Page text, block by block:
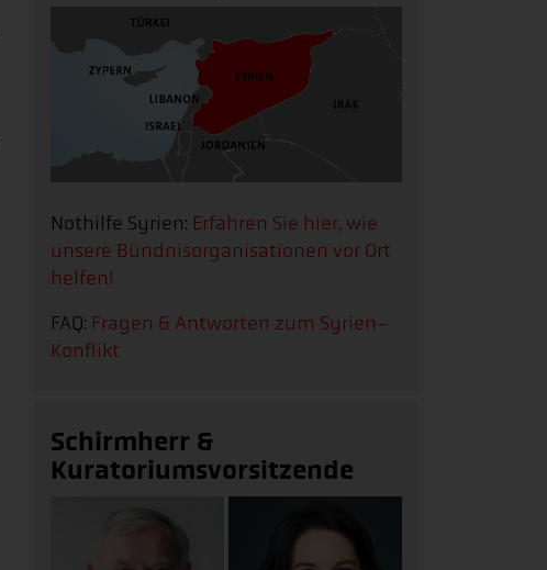
Nothilfe Syrien: Erfahren Sie hier, wie
unsere Bündnisorganisationen vor Ort
helfen!
FAQ: Fragen & Antworten zum Syrien-
Konflikt
Schirmherr &
Kuratoriumsvorsitzende